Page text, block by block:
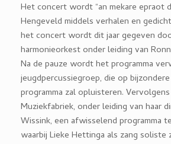
Het concert wordt “an mekare epraot
Hengeveld middels verhalen en
het concert wordt dit jaar gegeven
harmonieorkest onder leiding van
Na de pauze wordt het programma
jeugdpercussiegroep, die op
programma zal opluisteren.
Muziekfabriek, onder leiding van haar
Wissink, een afwisselend programma
waarbij Lieke Hettinga als zang soliste